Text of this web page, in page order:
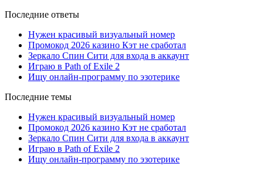
Последние ответы
Нужен красивый визуальный номер
Промокод 2026 казино Кэт не сработал
Зеркало Спин Сити для входа в аккаунт
Играю в Path of Exile 2
Ищу онлайн-программу по эзотерике
Последние темы
Нужен красивый визуальный номер
Промокод 2026 казино Кэт не сработал
Зеркало Спин Сити для входа в аккаунт
Играю в Path of Exile 2
Ищу онлайн-программу по эзотерике